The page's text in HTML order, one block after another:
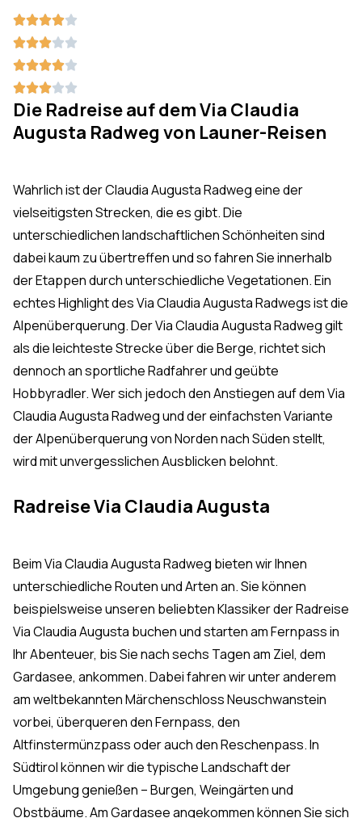

5

von
5

4
von

mit
3
Die Radreise auf dem Via Claudia
Augusta Radweg von Launer-Reisen
Wahrlich ist der Claudia Augusta Radweg eine der
vielseitigsten Strecken, die es gibt. Die
unterschiedlichen landschaftlichen Schönheiten sind
dabei kaum zu übertreffen und so fahren Sie innerhalb
der Etappen durch unterschiedliche Vegetationen. Ein
echtes Highlight des Via Claudia Augusta Radwegs ist die
Alpenüberquerung. Der Via Claudia Augusta Radweg gilt
als die leichteste Strecke über die Berge, richtet sich
dennoch an sportliche Radfahrer und geübte
Hobbyradler. Wer sich jedoch den Anstiegen auf dem Via
Claudia Augusta Radweg und der einfachsten Variante
der Alpenüberquerung von Norden nach Süden stellt,
wird mit unvergesslichen Ausblicken belohnt.
Radreise Via Claudia Augusta
Beim Via Claudia Augusta Radweg bieten wir Ihnen
unterschiedliche Routen und Arten an. Sie können
beispielsweise unseren beliebten Klassiker der Radreise
Via Claudia Augusta buchen und starten am Fernpass in
Ihr Abenteuer, bis Sie nach sechs Tagen am Ziel, dem
Gardasee, ankommen. Dabei fahren wir unter anderem
am weltbekannten Märchenschloss Neuschwanstein
vorbei, überqueren den Fernpass, den
Altfinstermünzpass oder auch den Reschenpass. In
Südtirol können wir die typische Landschaft der
Umgebung genießen – Burgen, Weingärten und
Obstbäume. Am Gardasee angekommen können Sie sich